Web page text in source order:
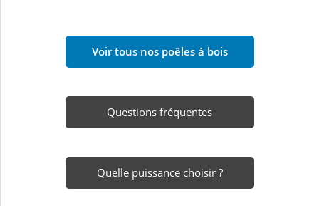
Voir tous nos poêles à bois
Questions fréquentes
Quelle puissance choisir ?